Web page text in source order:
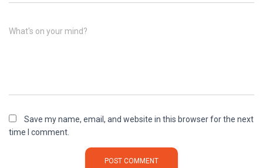
What's on your mind?
Save my name, email, and website in this browser for the next
time I comment.